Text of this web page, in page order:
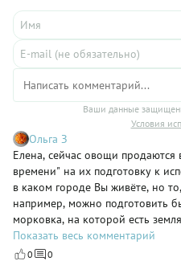
Ваши данные
Условия
Ольга З
Елена, сейчас овощи продаются
времени" на их подготовку к
в каком городе Вы живёте, но
например, можно подготовить
морковка, на которой есть
проточная вода - всё, и вот уже
её очистить и начать готовить.
Показать весь комментарий
0 0